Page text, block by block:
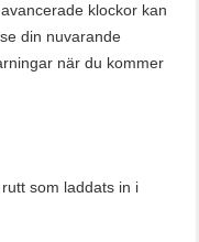
klockor kan
din nuvarande
när du kommer
som laddats in i